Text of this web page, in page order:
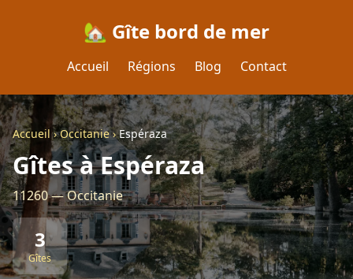
🏡 Gîte bord de mer
Accueil Régions Blog Contact
Accueil›Occitanie›Espéraza
Gîtes à Espéraza
11260 — Occitanie
3
Gîtes